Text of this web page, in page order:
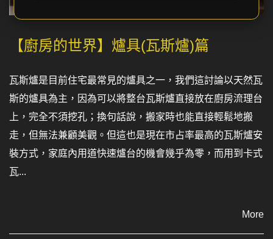
【廚房的世界】爐具(瓦斯爐)篇
瓦斯爐是目前住宅最常見的爐具之一，我們這討論以天然瓦
斯的爐具為主，因為可以將整台瓦斯爐直接放在廚房流理台
上，完全不須挖孔；換句話說，搬家時也能直接輕鬆地搬
走，但無法兼顧美觀。但這也是現在市占率最高的瓦斯爐安
裝方式，家庭內用道快速爐台的機會幾乎為零，而用到卡式
瓦...
More